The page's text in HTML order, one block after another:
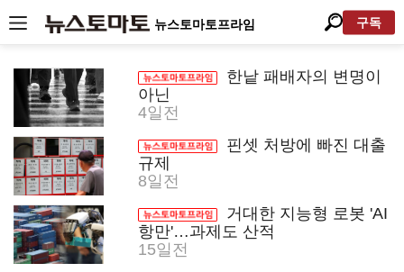
뉴스토마토프라임 구독
한낱 패배자의 변명이
아닌
4일전
핀셋 처방에 빠진 대출
규제
8일전
거대한 지능형 로봇 'AI
항만'…과제도 산적
15일전